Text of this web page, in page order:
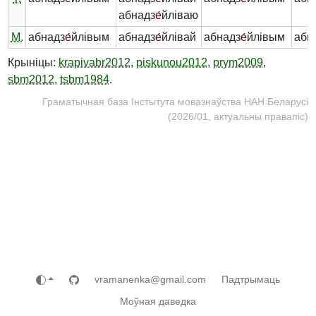
абнадзе́йліваю
М. абнадзе́йлівым абнадзе́йлівай абнадзе́йлівым
Крыніцы: krapivabr2012, piskunou2012, prym2009,
sbm2012, tsbm1984.
Граматычная база Інстытута мовазнаўства НАН Беларусі
(2026/01, актуальны правапіс)
vramanenka@gmail.com
Падтрымаць
Моўная даведка